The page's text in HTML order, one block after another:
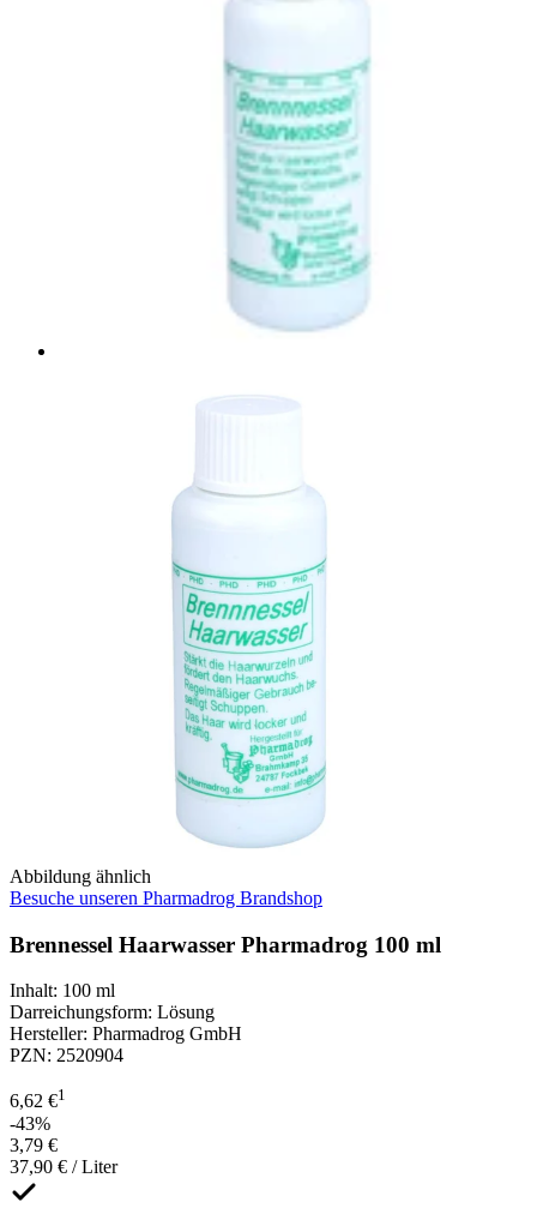
Abbildung ähnlich
Besuche unseren Pharmadrog Brandshop
Brennessel Haarwasser Pharmadrog 100 ml
Inhalt: 100 ml
Darreichungsform: Lösung
Hersteller: Pharmadrog GmbH
PZN: 2520904
6,62 €1
-43%
3,79 €
37,90 € / Liter